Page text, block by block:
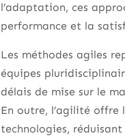
l’adaptation, ces
performance et la
Les méthodes agiles
équipes
délais de mise sur le
En outre, l’agilité offre
technologies,